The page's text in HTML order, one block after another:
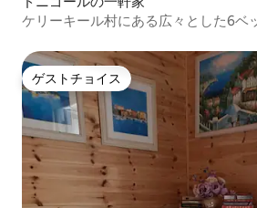
ケリーキール村にある広々とした6ベ
ゲストチョイス
ゲストチョイス